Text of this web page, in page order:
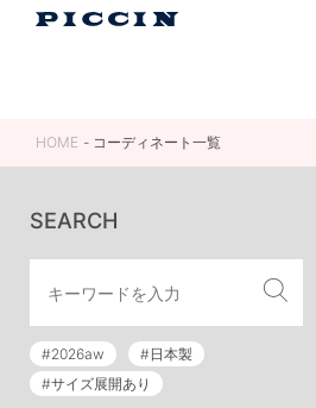
HOME コーディネート一覧
SEARCH
#2026aw
#日本製
#サイズ展開あり